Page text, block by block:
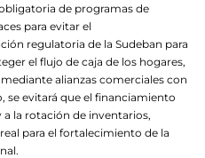
de programas de
para evitar el
regulatoria de la Sudeban para
el flujo de caja de los hogares,
alianzas comerciales con
se evitará que el financiamiento
la rotación de inventarios,
para el fortalecimiento de la